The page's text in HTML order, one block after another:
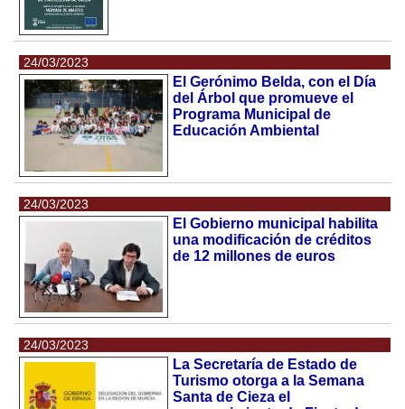
24/03/2023
El Gerónimo Belda, con el Día
del Árbol que promueve el
Programa Municipal de
Educación Ambiental
24/03/2023
El Gobierno municipal habilita
una modificación de créditos
de 12 millones de euros
24/03/2023
La Secretaría de Estado de
Turismo otorga a la Semana
Santa de Cieza el